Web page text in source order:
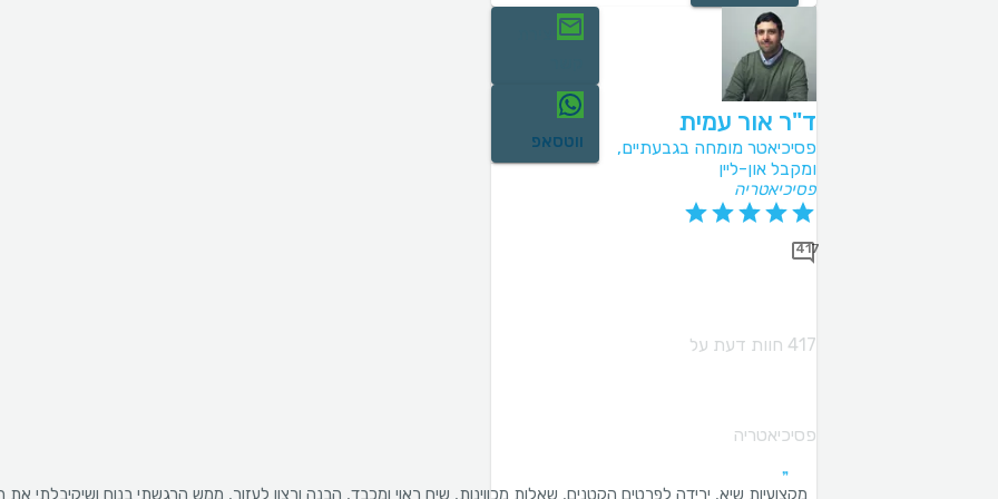
ד"ר אור עמית
פסיכיאטר מומחה בגבעתיים,
ומקבל און-ליין
פסיכיאטריה
417
417 חוות דעת על
פסיכיאטריה
מקצועיות שיא, ירידה לפרטים הקטנים, שאלות מכווינות, שיח ראוי ומכבד, הבנה ורצון לעזור, ממש הרגשתי בנוח ושיקיבלתי
ווטסאפ